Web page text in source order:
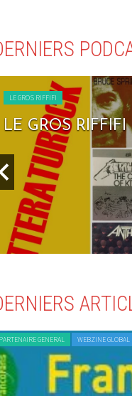
LE GROS RIFFIFI
LE GROS RIFFIFI
GENERAL WEBZINE GLOBAL